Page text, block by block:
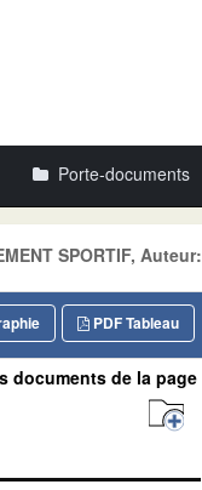
Porte-documents
SPORTIF, Auteur:
PDF Tableau
documents de la page